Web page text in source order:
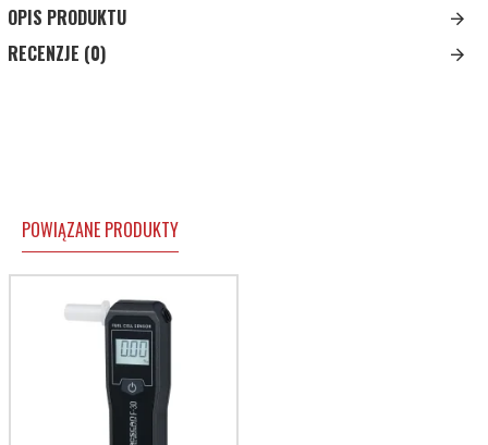
OPIS PRODUKTU
RECENZJE (0)
POWIĄZANE PRODUKTY